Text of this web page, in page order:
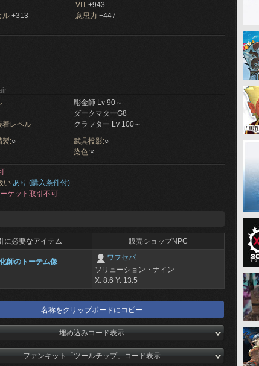
VIT +943
ル +313 意思力 +447
彫金師 Lv 90～
ダークマターG8
着レベル
クラフター Lv 100～
製:○ 武具投影:○
染色:×
い:あり (購入条件付)
ケット取引不可
に必要なアイテム 販売ショップNPC
師のトーテム像
ワフセパ
ソリューション・ナイン
X: 8.6 Y: 13.5
名称をクリップボードにコピー
埋め込みコード表示
ファンキット「ツールチップ」コード表示